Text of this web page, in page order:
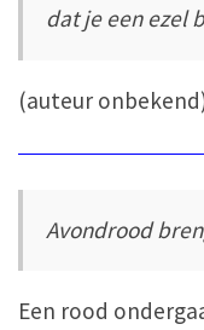
dat je een ezel
(auteur
Avondrood
Een rood